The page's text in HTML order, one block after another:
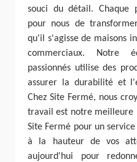
souci du détail. Chaque
pour nous de
qu'il s'agisse de maisons
commerciaux. Notre
passionnés utilise des
assurer la durabilité et
Chez Site Fermé, nous
travail est notre meilleure
Site Fermé pour un
à la hauteur de vos
aujourd'hui pour